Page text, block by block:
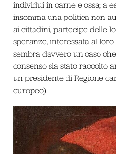
individui in carne e ossa; a
insomma una politica non
ai cittadini, partecipe delle
speranze, interessata al
sembra davvero un caso
consenso sia stato raccolto
un presidente di Regione
europeo).